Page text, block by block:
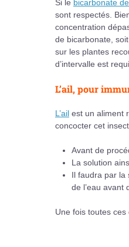
Si le bicarbonate
sont respectés.
concentration
de bicarbonate,
sur les plantes
d’intervalle est
L’ail, pour
L’ail est un aliment
concocter cet
Avant de
La solution
Il faudra par la
de l’eau avant
Une fois toutes ces